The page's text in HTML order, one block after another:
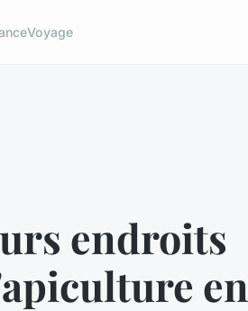
Voyage
endroits
en